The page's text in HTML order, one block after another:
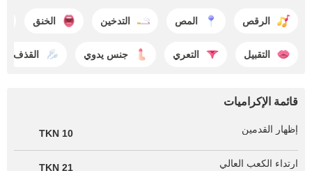
الرقص المص التدخين الخنق
التقبيل التعري جنس يدوي القذف
قائمة الإكراميات
إظهار القدمين 10 TKN
ارتداء الكعب العالي 21 TKN